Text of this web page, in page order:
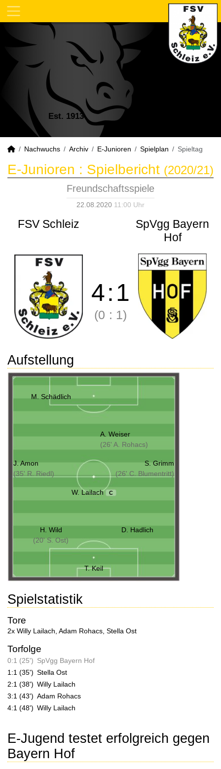
Est. 1913
Nachwuchs Archiv E-Junioren Spielplan Spieltag
E-Junioren : Spielbericht (2020/21)
Freundschaftsspiele
22.08.2020 11:00 Uhr
FSV Schleiz
SpVgg Bayern
Hof
4:1
(0 : 1)
Aufstellung
M. Schädlich
A. Weiser
(26' A. Rohacs)
J. Amon
(35' R. Riedl)
S. Grimm
(26' C. Blumentritt)
W. Lailach C
H. Wild
(20' S. Ost)
D. Hadlich
T. Keil
Spielstatistik
Tore
2x Willy Lailach Adam Rohacs Stella Ost
Torfolge
0:1 (25') SpVgg Bayern Hof
1:1 (35') Stella Ost
2:1 (38') Willy Lailach
3:1 (43') Adam Rohacs
4:1 (48') Willy Lailach
E-Jugend testet erfolgreich gegen
Bayern Hof